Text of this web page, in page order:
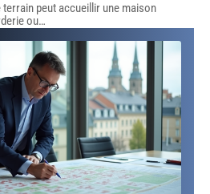
terrain peut accueillir une maison
ou…